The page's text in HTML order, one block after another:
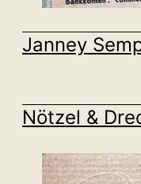
Janney
Nötzel &